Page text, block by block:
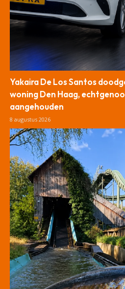
Yakaira De Los Santos
woning Den Haag,
aangehouden
8 augustus 2026